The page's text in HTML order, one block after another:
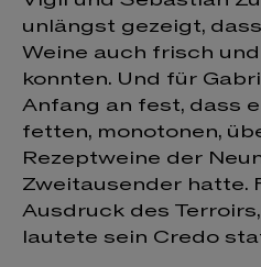
unlängst gezeigt,
Weine auch frisch
konnten. Und für
Anfang an fest, dass
fetten, monotonen,
Rezeptweine der
Zweitausender hatte.
Ausdruck des
lautete sein Credo